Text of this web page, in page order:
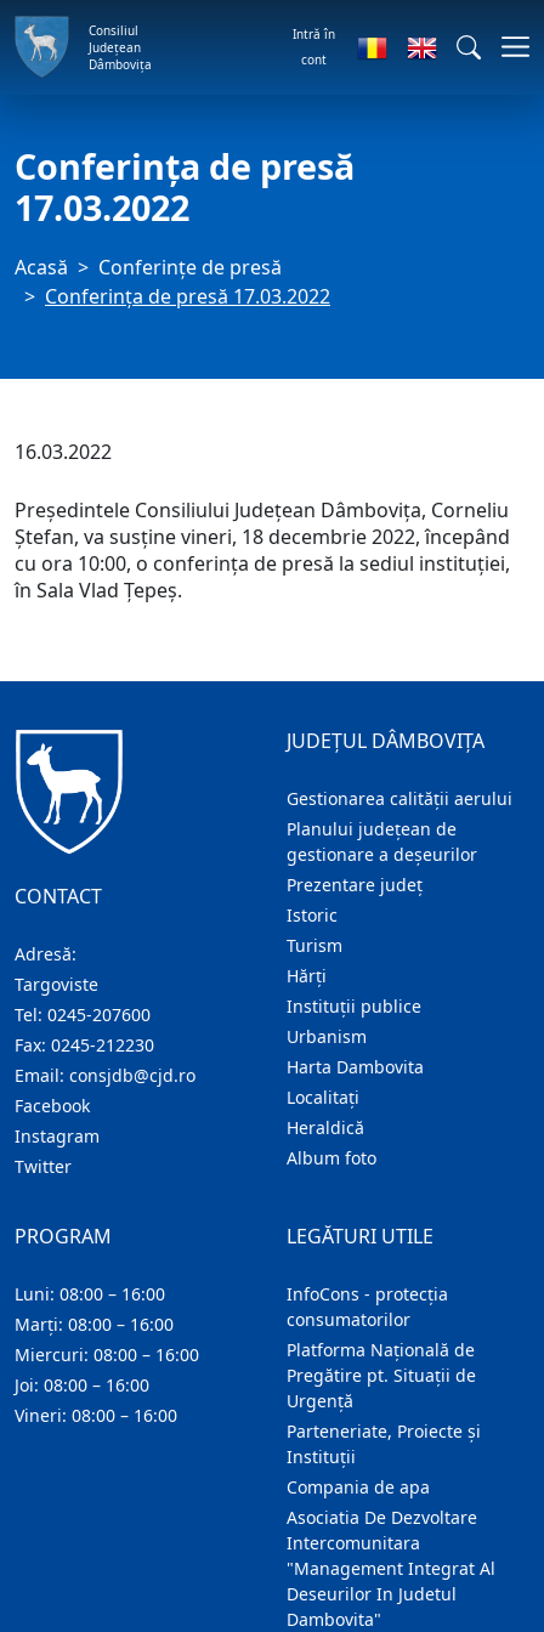
Consiliul
Județean
Dâmbovița
Intră în
cont
Conferința de presă
17.03.2022
Acasă
Conferințe de presă
Conferința de presă 17.03.2022
16.03.2022
Președintele Consiliului Județean Dâmbovița, Corneliu
Ștefan, va susține vineri, 18 decembrie 2022, începând
cu ora 10:00, o conferința de presă la sediul instituției,
în Sala Vlad Țepeș.
CONTACT
Adresă:
Targoviste
Tel: 0245-207600
Fax: 0245-212230
Email: consjdb@cjd.ro
Facebook
Instagram
Twitter
JUDEȚUL DÂMBOVIȚA
Gestionarea calității aerului
Planului județean de
gestionare a deșeurilor
Prezentare judeţ
Istoric
Turism
Hărţi
Instituţii publice
Urbanism
Harta Dambovita
Localitaţi
Heraldică
Album foto
LEGĂTURI UTILE
InfoCons - protecția
consumatorilor
Platforma Națională de
Pregătire pt. Situații de
Urgență
Parteneriate, Proiecte și
Instituții
Compania de apa
Asociatia De Dezvoltare
Intercomunitara
"Management Integrat Al
Deseurilor In Judetul
Dambovita"
PROGRAM
Luni: 08:00 – 16:00
Marți: 08:00 – 16:00
Miercuri: 08:00 – 16:00
Joi: 08:00 – 16:00
Vineri: 08:00 – 16:00